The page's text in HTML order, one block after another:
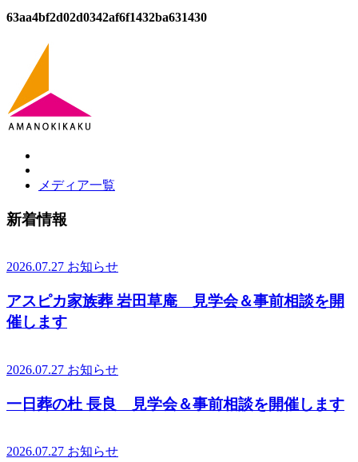
63aa4bf2d02d0342af6f1432ba631430
メディア一覧
新着情報
2026.07.27 お知らせ
アスピカ家族葬 岩田草庵 見学会＆事前相談を開
催します
2026.07.27 お知らせ
一日葬の杜 長良 見学会＆事前相談を開催します
2026.07.27 お知らせ